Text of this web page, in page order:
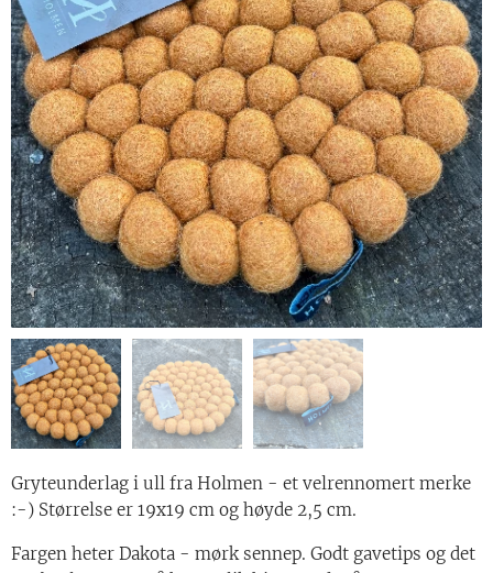
Gryteunderlag i ull fra Holmen - et velrennomert merke
:-) Størrelse er 19x19 cm og høyde 2,5 cm.
Fargen heter Dakota - mørk sennep. Godt gavetips og det